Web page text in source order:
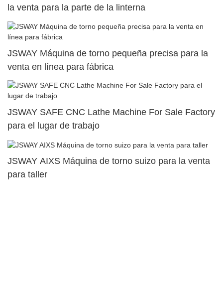
la venta para la parte de la linterna
JSWAY Máquina de torno pequeña precisa para la
venta en línea para fábrica
JSWAY SAFE CNC Lathe Machine For Sale Factory
para el lugar de trabajo
JSWAY AIXS Máquina de torno suizo para la venta
para taller